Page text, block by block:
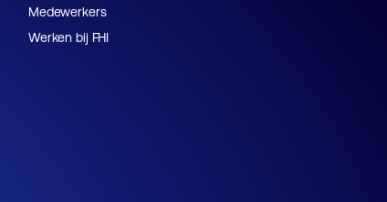
Medewerkers
Werken bij FHI